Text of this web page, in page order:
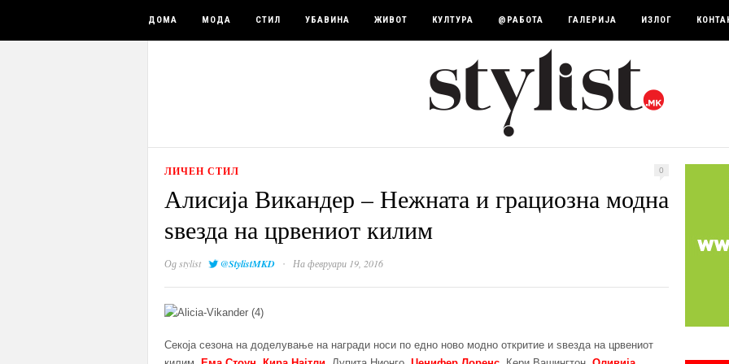
ДОМА МОДА СТИЛ УБАВИНА ЖИВОТ КУЛТУРА @РАБОТА ГАЛЕРИЈА ИЗЛОГ
ЛИЧЕН СТИЛ 0
Алисија Викандер – Нежната и грациозна модна
ѕвезда на црвениот килим
Одstylist @StylistMKD · На февруари 19, 2016
Секоја сезона на доделување на награди носи по едно ново модно откритие и ѕвезда на црвениот